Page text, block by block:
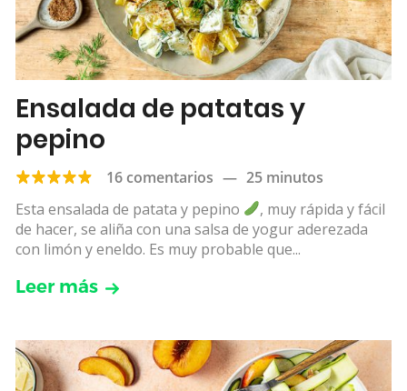
Ensalada de patatas y
pepino
16 comentarios — 25 minutos
Esta ensalada de patata y pepino
, muy rápida y fácil
de hacer, se aliña con una salsa de yogur aderezada
con limón y eneldo. Es muy probable que...
Leer más